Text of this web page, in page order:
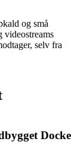
og små
videostreams
selv fra